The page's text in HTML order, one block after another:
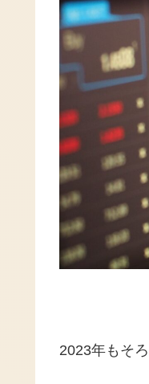
2023年もそ